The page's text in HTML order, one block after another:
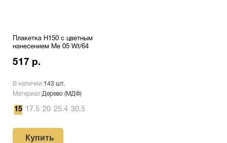
Плакетка H150 с цветным
нанесением Me 05 Wt/64
517 р.
В наличии:143 шт.
Материал:Дерево (МДФ)
15 17.5 20 25.4 30.5
Купить